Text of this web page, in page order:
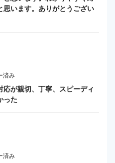
思います。ありがとうござい
済み
応が親切、丁寧、スピーディ
った
済み